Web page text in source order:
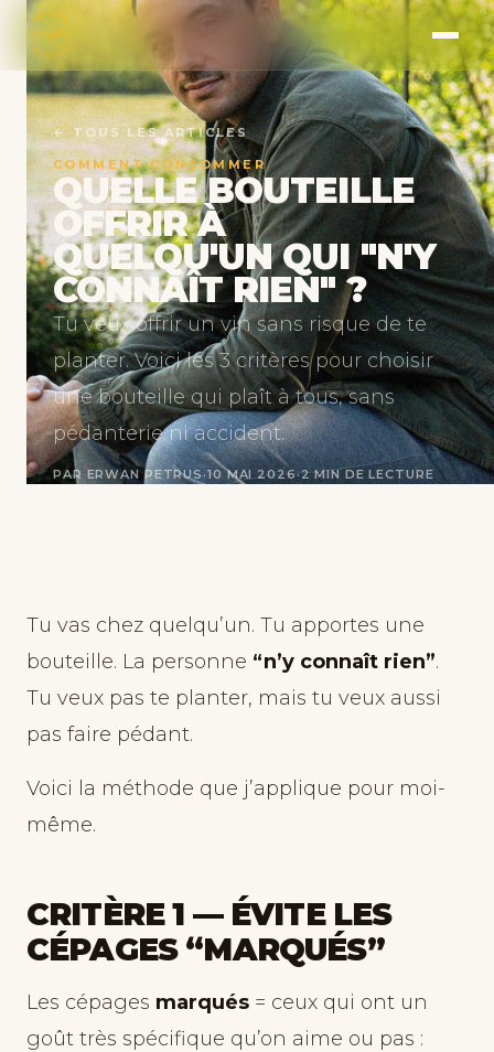
← TOUS LES ARTICLES
COMMENT CONSOMMER
QUELLE BOUTEILLE
OFFRIR À
QUELQU'UN QUI "N'Y
CONNAÎT RIEN" ?
Tu veux offrir un vin sans risque de te
planter. Voici les 3 critères pour choisir
une bouteille qui plaît à tous, sans
pédanterie ni accident.
PAR ERWAN PETRUS·10 MAI 2026·2 MIN DE LECTURE
Tu vas chez quelqu’un. Tu apportes une
bouteille. La personne “n’y connaît rien”.
Tu veux pas te planter, mais tu veux aussi
pas faire pédant.
Voici la méthode que j’applique pour moi-
même.
CRITÈRE 1 — ÉVITE LES
CÉPAGES “MARQUÉS”
Les cépages marqués = ceux qui ont un
goût très spécifique qu’on aime ou pas :